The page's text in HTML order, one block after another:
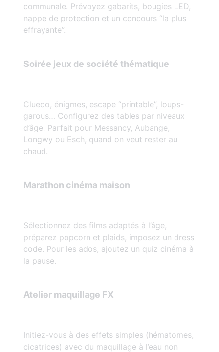
communale. Prévoyez gabarits, bougies LED,
nappe de protection et un concours “la plus
effrayante”.
Soirée jeux de société thématique
Cluedo, énigmes, escape “printable”, loups-
garous… Configurez des tables par niveaux
d’âge. Parfait pour Messancy, Aubange,
Longwy ou Esch, quand on veut rester au
chaud.
Marathon cinéma maison
Sélectionnez des films adaptés à l’âge,
préparez popcorn et plaids, imposez un dress
code. Pour les ados, ajoutez un quiz cinéma à
la pause.
Atelier maquillage FX
Initiez-vous à des effets simples (hématomes,
cicatrices) avec du maquillage à l’eau non